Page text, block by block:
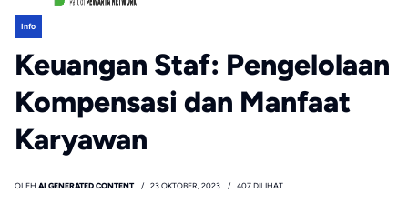
Info
Keuangan Staf: Pengelolaan
Kompensasi dan Manfaat
Karyawan
OLEH AI GENERATED CONTENT 23 OKTOBER, 2023 407 DILIHAT